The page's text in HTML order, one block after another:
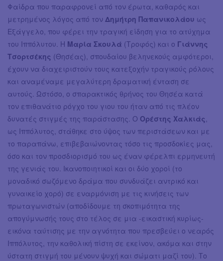
Φαίδρα που παραφρονεί από τον έρωτα, καθαρός και
μετρημένος λόγος από τον Δημήτρη Παπανικολάου ως
Εξάγγελο, που φέρει την τραγική είδηση για το ατύχημα
του Ιππόλυτου. Η Μαρία Σκουλά (Τροφός) και ο Γιάννης
Τσορτσέκης (Θησέας), σπουδαίου βεληνεκούς αμφότεροι,
έχουν να διαχειριστούν τους κατεξοχήν τραγικούς ρόλους
και αναμέναμε μεγαλύτερη δραματική ένταση σε
αυτούς. Ωστόσο, ο σπαρακτικός θρήνος του Θησέα κατά
τον επιθανάτιο ρόγχο του γιου του ήταν από τις πλέον
δυνατές στιγμές της παράστασης. Ο Ορέστης Χαλκιάς
ως Ιππόλυτος, στάθηκε στο ύψος των περιστάσεων και με
το παραπάνω, επιβεβαιώνοντας τόσο τις προσδοκίες μας,
όσο και τον προσδιορισμό του ως έναν φέρελπι ερμηνευτή
της γενιάς του. Ικανοποιητικοί και οι δύο χοροί (το
μοναδικό σωζόμενο δράμα που συνδυάζει αντρικό και
γυναικείο χορό) σε εναρμόνιση με τις κινήσεις των
πρωταγωνιστών (αποδίδουμε τη σκοπιμότητα της
απογύμνωσής τους στο τέλος σε μια -εικαστική κυρίως-
εικόνα ταύτισης με την αγνότητα που πρεσβεύει ο νεαρός
Ιππόλυτος, την καθολική πίστη σε εκείνον, ακόμα και στην
ύστατη στιγμή του μένουν ψυχή και σώματι μαζί του). Το